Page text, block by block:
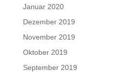
Januar 2020
Dezember 2019
November 2019
Oktober 2019
September 2019